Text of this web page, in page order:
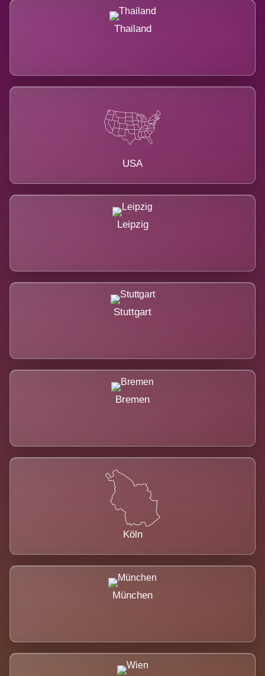
Thailand
USA
Leipzig
Stuttgart
Bremen
Köln
München